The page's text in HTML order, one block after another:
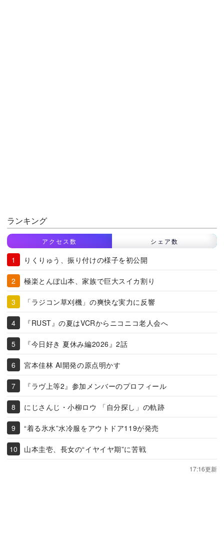
ランキング
アクセス数 シェア数
りくりゅう、振り付けの様子を初公開
極楽とんぼ山本、家族で巨大スイカ割り
「ラジコン草刈機」の爽快な実力に反響
『RUST』の夏はVCRからニコニコ老人会へ
『今日好き 夏休み編2026』2話
宮本佳林 AI開発の原点明かす
『ラヴ上等2』参加メンバーのプロフィール
にじさんじ・小柳ロウ 「自分探し」の軌跡
“着る氷水”水冷服をアウトドア119が発売
山本圭壱、長女の“イヤイヤ期”に苦戦
17:16更新